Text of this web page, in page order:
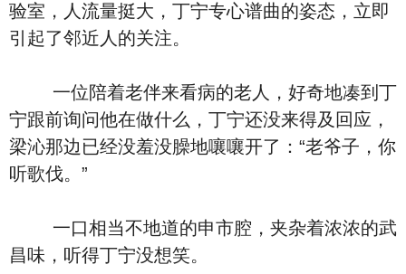
验室，人流量挺大，丁宁专心谱曲的姿态，立即
引起了邻近人的关注。
一位陪着老伴来看病的老人，好奇地凑到丁
宁跟前询问他在做什么，丁宁还没来得及回应，
梁沁那边已经没羞没臊地嚷嚷开了：“老爷子，你
听歌伐。”
一口相当不地道的申市腔，夹杂着浓浓的武
昌味，听得丁宁没想笑。